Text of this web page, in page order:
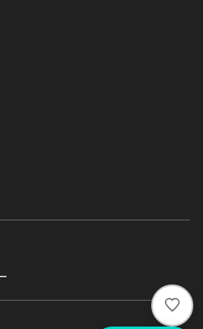
い
い